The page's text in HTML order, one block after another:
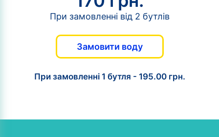
При замовленні від 2 бутлів
Замовити воду
При замовленні 1 бутля - 195.00 грн.